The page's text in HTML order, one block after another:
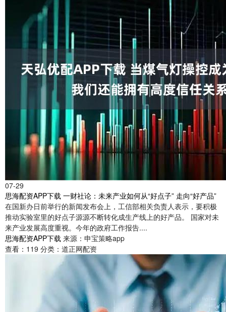
07-29
思海配资APP下载 一财社论：未来产业如何从“好点子” 走向“好产品”
在国新办日前举行的新闻发布会上，工信部相关负责人表示，要积极
推动实验室里的好点子源源不断转化成生产线上的好产品。 国家对未
来产业发展高度重视。今年的政府工作报告....
思海配资APP下载 来源：申宝策略app
查看： 119 分类： 道正网配资